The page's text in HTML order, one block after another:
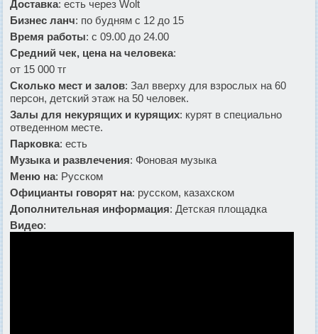
Доставка: есть через Wolt
Бизнес ланч: по будням с 12 до 15
Время работы: с 09.00 до 24.00
Средний чек, цена на человека:
от 15 000 тг
Сколько мест и залов: Зал вверху для взрослых на 60
персон, детский этаж на 50 человек.
Залы для некурящих и курящих: курят в специально
отведенном месте.
Парковка: есть
Музыка и развлечения: Фоновая музыка
Меню на: Русском
Официанты говорят на: русском, казахском
Дополнительная информация: Детская площадка
Видео: